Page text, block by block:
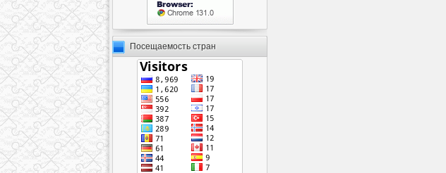
Посещаемость стран